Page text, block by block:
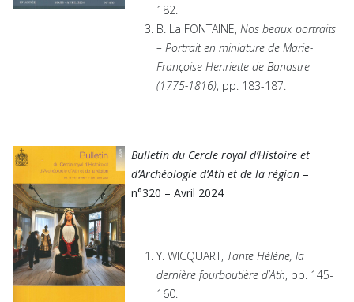
182.
B. La FONTAINE, Nos beaux portraits
– Portrait en miniature de Marie-
Françoise Henriette de Banastre
(1775-1816), pp. 183-187.
Bulletin du Cercle royal d’Histoire et
d’Archéologie d’Ath et de la région –
n°320 – Avril 2024
Y. WICQUART, Tante Hélène, la
dernière fourboutière d’Ath, pp. 145-
160.